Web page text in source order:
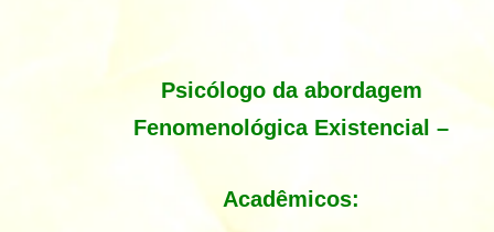
Psicólogo da abordagem
Fenomenológica Existencial –
Acadêmicos: